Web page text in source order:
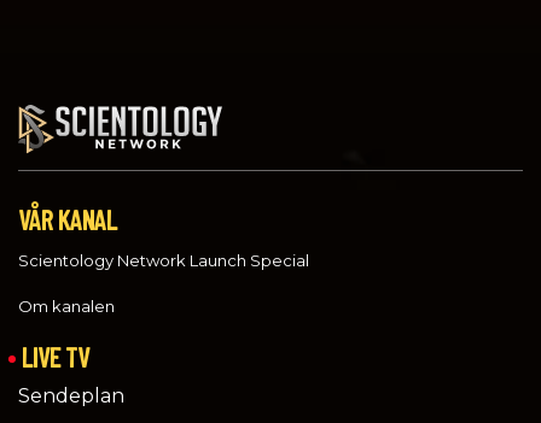
VÅR KANAL
Scientology Network Launch Special
Om kanalen
LIVE TV
Sendeplan